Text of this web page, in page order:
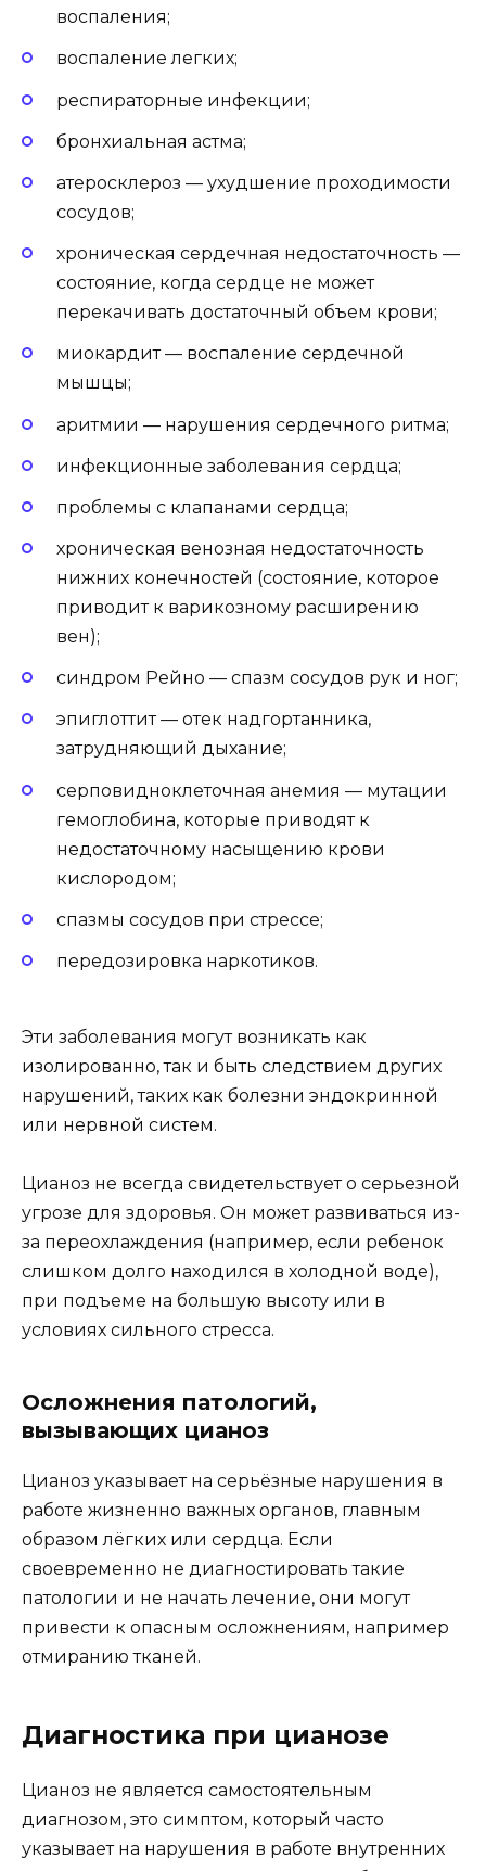
воспаления;
воспаление легких;
респираторные инфекции;
бронхиальная астма;
атеросклероз — ухудшение проходимости
сосудов;
хроническая сердечная недостаточность —
состояние, когда сердце не может
перекачивать достаточный объем крови;
миокардит — воспаление сердечной
мышцы;
аритмии — нарушения сердечного ритма;
инфекционные заболевания сердца;
проблемы с клапанами сердца;
хроническая венозная недостаточность
нижних конечностей (состояние, которое
приводит к варикозному расширению
вен);
синдром Рейно — спазм сосудов рук и ног;
эпиглоттит — отек надгортанника,
затрудняющий дыхание;
серповидноклеточная анемия — мутации
гемоглобина, которые приводят к
недостаточному насыщению крови
кислородом;
спазмы сосудов при стрессе;
передозировка наркотиков.
Эти заболевания могут возникать как
изолированно, так и быть следствием других
нарушений, таких как болезни эндокринной
или нервной систем.
Цианоз не всегда свидетельствует о серьезной
угрозе для здоровья. Он может развиваться из-
за переохлаждения (например, если ребенок
слишком долго находился в холодной воде),
при подъеме на большую высоту или в
условиях сильного стресса.
Осложнения патологий,
вызывающих цианоз
Цианоз указывает на серьёзные нарушения в
работе жизненно важных органов, главным
образом лёгких или сердца. Если
своевременно не диагностировать такие
патологии и не начать лечение, они могут
привести к опасным осложнениям, например
отмиранию тканей.
Диагностика при цианозе
Цианоз не является самостоятельным
диагнозом, это симптом, который часто
указывает на нарушения в работе внутренних